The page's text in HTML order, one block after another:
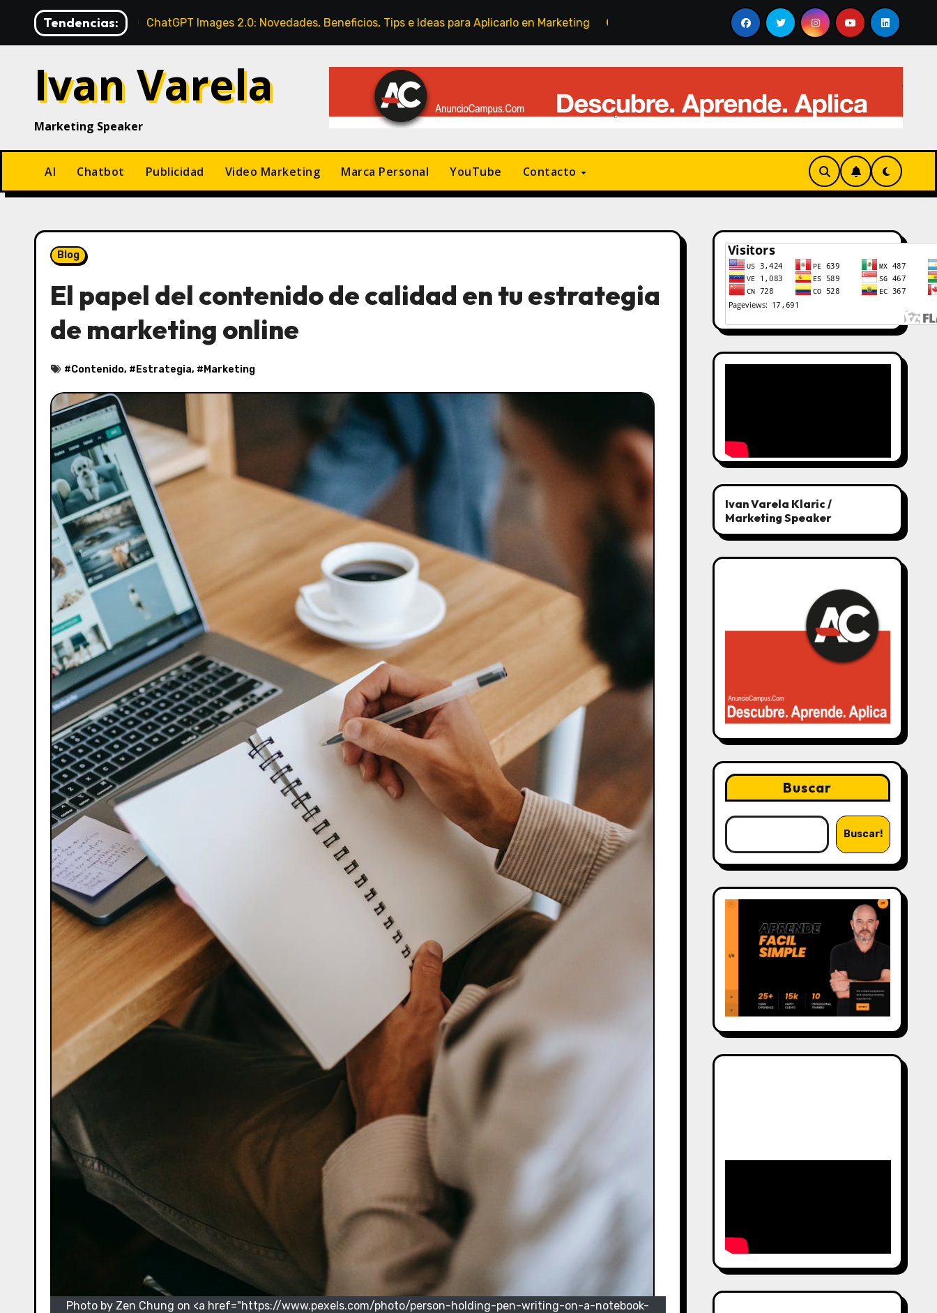
contenido
Tendencias:
ChatGPT Images 2.0: Novedades, Beneficios, Tips e Ideas para Aplicarlo en Marketing ChatGPT 5: análisis de sus avances, novedades y cómo aprovecharlo en
Ivan Varela
Marketing Speaker
AI Chatbot Publicidad Video Marketing Marca Personal YouTube Contacto
Blog
El papel del contenido de calidad en tu estrategia
de marketing online
#Contenido, # Estrategia, # Marketing
Photo by Zen Chung on <a href="https://www.pexels.com/photo/person-holding-pen-writing-on-a-notebook-
Ivan Varela Klaric /
Marketing Speaker
Buscar
Buscar!